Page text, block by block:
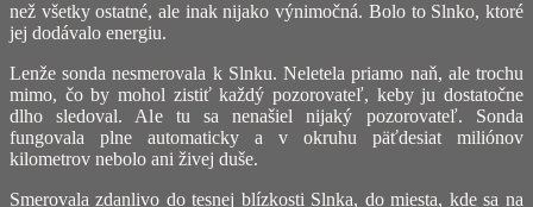
než všetky ostatné, ale inak nijako výnimočná. Bolo to Slnko, ktoré
jej dodávalo energiu.
Lenže sonda nesmerovala k Slnku. Neletela priamo naň, ale trochu
mimo, čo by mohol zistiť každý pozorovateľ, keby ju dostatočne
dlho sledoval. Ale tu sa nenašiel nijaký pozorovateľ. Sonda
fungovala plne automaticky a v okruhu päťdesiat miliónov
kilometrov nebolo ani živej duše.
Smerovala zdanlivo do tesnej blízkosti Slnka, do miesta, kde sa na